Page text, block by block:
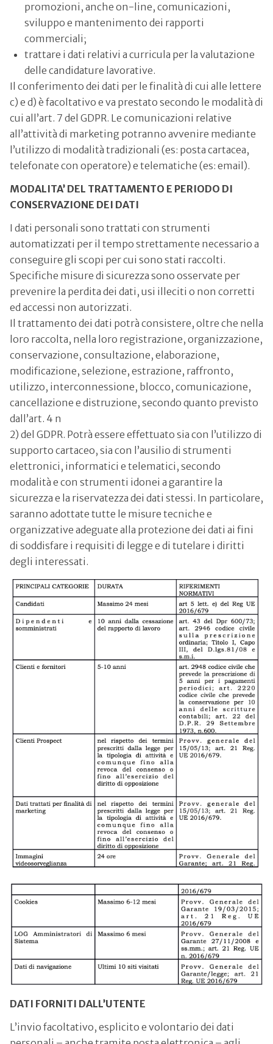
promozioni, anche on-line, comunicazioni,
sviluppo e mantenimento dei rapporti
commerciali;
trattare i dati relativi a curricula per la valutazione
delle candidature lavorative.
Il conferimento dei dati per le finalità di cui alle lettere
c) e d) è facoltativo e va prestato secondo le modalità di
cui all’art. 7 del GDPR. Le comunicazioni relative
all’attività di marketing potranno avvenire mediante
l’utilizzo di modalità tradizionali (es: posta cartacea,
telefonate con operatore) e telematiche (es: email).
MODALITA’ DEL TRATTAMENTO E PERIODO DI
CONSERVAZIONE DEI DATI
I dati personali sono trattati con strumenti
automatizzati per il tempo strettamente necessario a
conseguire gli scopi per cui sono stati raccolti.
Specifiche misure di sicurezza sono osservate per
prevenire la perdita dei dati, usi illeciti o non corretti
ed accessi non autorizzati.
Il trattamento dei dati potrà consistere, oltre che nella
loro raccolta, nella loro registrazione, organizzazione,
conservazione, consultazione, elaborazione,
modificazione, selezione, estrazione, raffronto,
utilizzo, interconnessione, blocco, comunicazione,
cancellazione e distruzione, secondo quanto previsto
dall’art. 4 n
2) del GDPR. Potrà essere effettuato sia con l’utilizzo di
supporto cartaceo, sia con l’ausilio di strumenti
elettronici, informatici e telematici, secondo
modalità e con strumenti idonei a garantire la
sicurezza e la riservatezza dei dati stessi. In particolare,
saranno adottate tutte le misure tecniche e
organizzative adeguate alla protezione dei dati ai fini
di soddisfare i requisiti di legge e di tutelare i diritti
degli interessati.
DATI FORNITI DALL’UTENTE
L’invio facoltativo, esplicito e volontario dei dati